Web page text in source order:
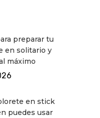
preparar tu
en solitario y
máximo
en stick
puedes usar